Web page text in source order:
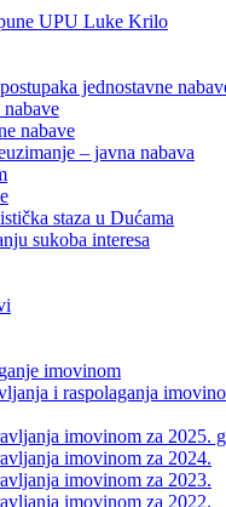
UPU Luke Krilo
jednostavne
nabave
– javna nabava
staza u Dućama
sukoba interesa
imovinom
i raspolaganja
imovinom za 2025.
imovinom za 2024.
imovinom za 2023.
imovinom za 2022.